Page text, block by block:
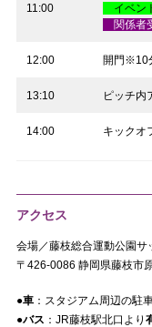
11:00
イベン
関係者
12:00 開門※10
13:10 ピッチ内
14:00 キックオ
アクセス
会場／藤枝総合運動公園サ
〒426-0086 静岡県藤枝市
●車 ：スタジアム周辺の駐
●バス ：JR藤枝駅北口より